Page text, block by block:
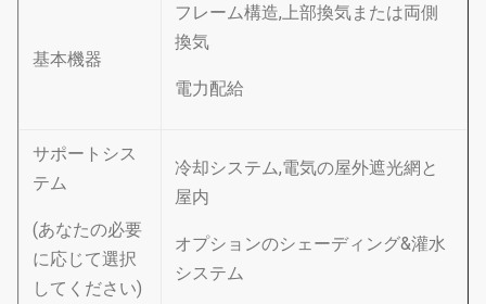
基本機器
フレーム構造,上部換気または両側
換気
電力配給
サポートシス
テム
(あなたの必要
に応じて選択
してください)
冷却システム,電気の屋外遮光網と
屋内
オプションのシェーディング&灌水
システム